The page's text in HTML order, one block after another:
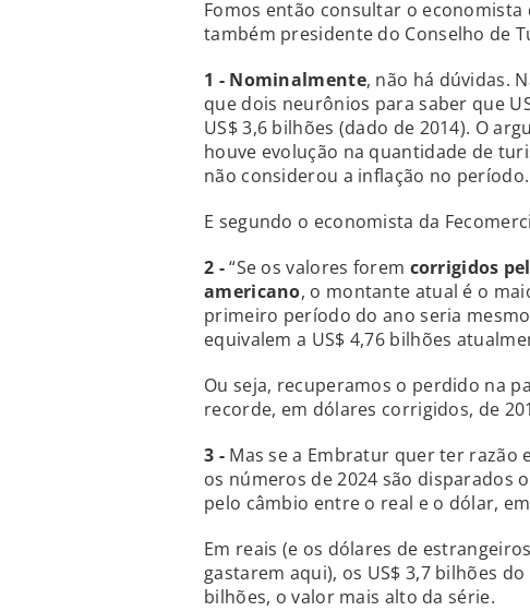
Fomos então consultar o economista
também presidente do Conselho de
1 - Nominalmente, não há dúvidas.
que dois neurônios para saber que
US$ 3,6 bilhões (dado de 2014). O
houve evolução na quantidade de
não considerou a inflação no período.
E segundo o economista da
2 -“Se os valores forem corrigidos
americano, o montante atual é o
primeiro período do ano seria
equivalem a US$ 4,76 bilhões
Ou seja, recuperamos o perdido na
recorde, em dólares corrigidos, de
3 -Mas se a Embratur quer ter razão
os números de 2024 são disparados
pelo câmbio entre o real e o dólar,
Em reais (e os dólares de
gastarem aqui), os US$ 3,7 bilhões
bilhões, o valor mais alto da série.